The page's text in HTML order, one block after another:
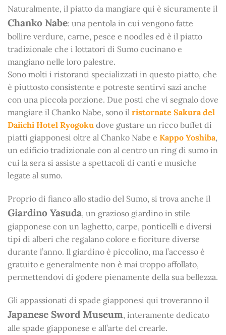
Naturalmente, il piatto da mangiare qui è sicuramente il
Chanko Nabe: una pentola in cui vengono fatte
bollire verdure, carne, pesce e noodles ed è il piatto
tradizionale che i lottatori di Sumo cucinano e
mangiano nelle loro palestre.
Sono molti i ristoranti specializzati in questo piatto, che
è piuttosto consistente e potreste sentirvi sazi anche
con una piccola porzione. Due posti che vi segnalo dove
mangiare il Chanko Nabe, sono il ristornate Sakura del
Daiichi Hotel Ryogoku dove gustare un ricco buffet di
piatti giapponesi oltre al Chanko Nabe e Kappo Yoshiba,
un edificio tradizionale con al centro un ring di sumo in
cui la sera si assiste a spettacoli di canti e musiche
legate al sumo.
Proprio di fianco allo stadio del Sumo, si trova anche il
Giardino Yasuda, un grazioso giardino in stile
giapponese con un laghetto, carpe, ponticelli e diversi
tipi di alberi che regalano colore e fioriture diverse
durante l’anno. Il giardino è piccolino, ma l’accesso è
gratuito e generalmente non è mai troppo affollato,
permettendovi di godere pienamente della sua bellezza.
Gli appassionati di spade giapponesi qui troveranno il
Japanese Sword Museum, interamente dedicato
alle spade giapponese e all’arte del crearle.